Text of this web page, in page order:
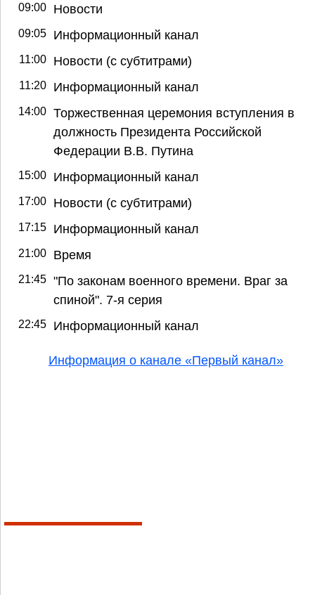
09:00 Новости
09:05 Информационный канал
11:00 Новости (с субтитрами)
11:20 Информационный канал
14:00 Торжественная церемония вступления в
должность Президента Российской
Федерации В.В. Путина
15:00 Информационный канал
17:00 Новости (с субтитрами)
17:15 Информационный канал
21:00 Время
21:45 "По законам военного времени. Враг за
спиной". 7-я серия
22:45 Информационный канал
Информация о канале «Первый канал»